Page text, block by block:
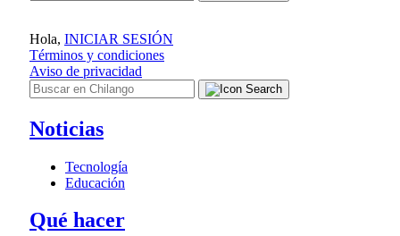
Hola, INICIAR SESIÓN
Términos y condiciones
Aviso de privacidad
Noticias
Tecnología
Educación
Qué hacer